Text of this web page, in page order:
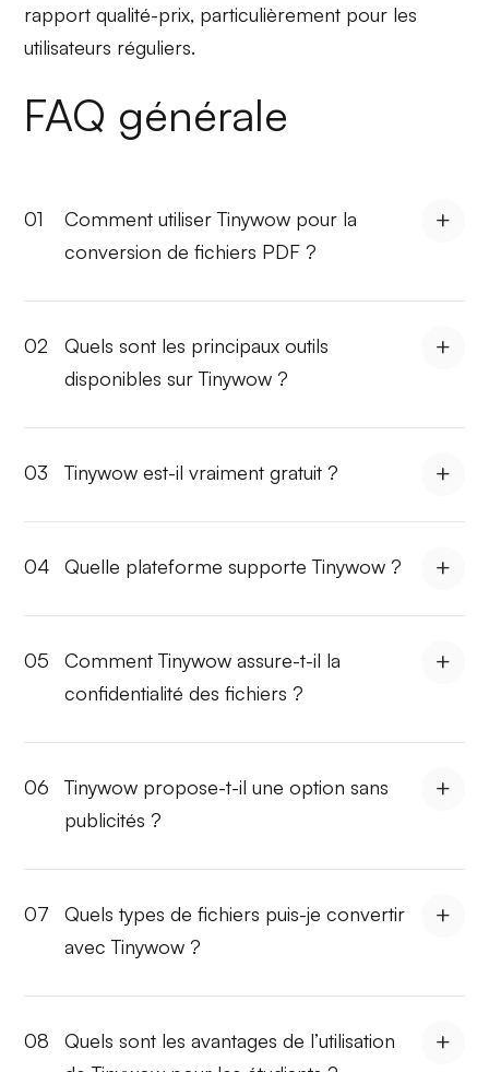
rapport qualité-prix, particulièrement pour les
utilisateurs réguliers.
FAQ générale
01
Comment utiliser Tinywow pour la
conversion de fichiers PDF ?
02
Quels sont les principaux outils
disponibles sur Tinywow ?
03 Tinywow est-il vraiment gratuit ?
04 Quelle plateforme supporte Tinywow ?
05
Comment Tinywow assure-t-il la
confidentialité des fichiers ?
06
Tinywow propose-t-il une option sans
publicités ?
07
Quels types de fichiers puis-je convertir
avec Tinywow ?
08
Quels sont les avantages de l’utilisation